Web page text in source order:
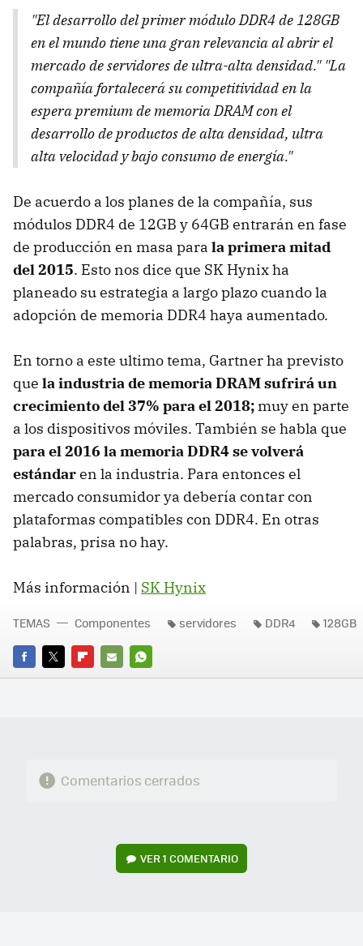
"El desarrollo del primer módulo DDR4 de 128GB
en el mundo tiene una gran relevancia al abrir el
mercado de servidores de ultra-alta densidad." "La
compañía fortalecerá su competitividad en la
espera premium de memoria DRAM con el
desarrollo de productos de alta densidad, ultra
alta velocidad y bajo consumo de energía."
De acuerdo a los planes de la compañía, sus
módulos DDR4 de 12GB y 64GB entrarán en fase
de producción en masa para la primera mitad
del 2015. Esto nos dice que SK Hynix ha
planeado su estrategia a largo plazo cuando la
adopción de memoria DDR4 haya aumentado.
En torno a este ultimo tema, Gartner ha previsto
que la industria de memoria DRAM sufrirá un
crecimiento del 37% para el 2018; muy en parte
a los dispositivos móviles. También se habla que
para el 2016 la memoria DDR4 se volverá
estándaren la industria. Para entonces el
mercado consumidor ya debería contar con
plataformas compatibles con DDR4. En otras
palabras, prisa no hay.
Más información | SK Hynix
FACEBOOK
TWITTERFLIPBOARD
E-
WHATSAPP
TEMAS Componentes servidores DDR4 128GB
Comentarios cerrados
VER1 COMENTARIO